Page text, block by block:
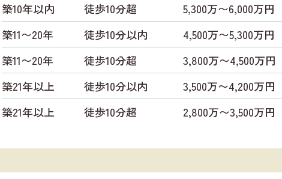
築10年以内
徒歩10分超 5,300万〜6,000万円
築11〜20年
徒歩10分以内 4,500万〜5,300万円
築11〜20年
徒歩10分超 3,800万〜4,500万円
築21年以上
徒歩10分以内 3,500万〜4,200万円
築21年以上
徒歩10分超 2,800万〜3,500万円